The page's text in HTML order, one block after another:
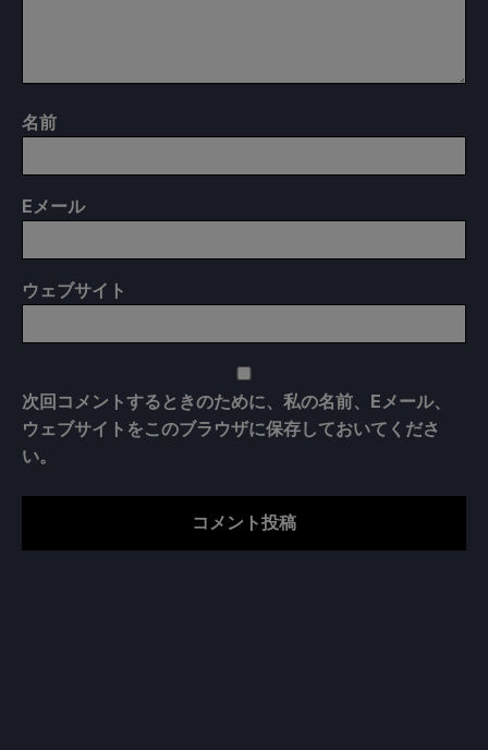
名前
Eメール
ウェブサイト
次回コメントするときのために、私の名前、Eメール、
ウェブサイトをこのブラウザに保存しておいてくださ
い。